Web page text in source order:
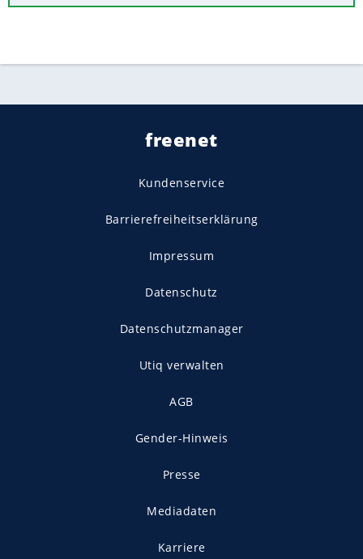
freenet
Kundenservice
Barrierefreiheitserklärung
Impressum
Datenschutz
Datenschutzmanager
Utiq verwalten
AGB
Gender-Hinweis
Presse
Mediadaten
Karriere